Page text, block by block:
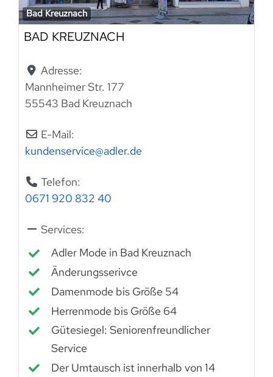
Bad Kreuznach
BAD KREUZNACH
Adresse:
Mannheimer Str. 177
55543 Bad Kreuznach
E-Mail:
kundenservice@adler.de
Telefon:
0671 920 832 40
Services:
Adler Mode in Bad Kreuznach
Änderungsserivce
Damenmode bis Größe 54
Herrenmode bis Größe 64
Gütesiegel: Seniorenfreundlicher
Service
Der Umtausch ist innerhalb von 14